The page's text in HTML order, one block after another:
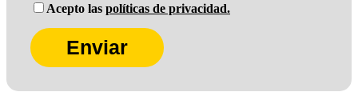
Acepto las políticas de privacidad.
Enviar